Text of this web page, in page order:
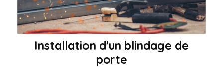
Installation d'un blindage de
porte